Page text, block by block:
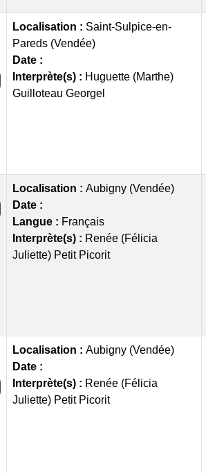
Localisation : Saint-Sulpice-en-
Pareds (Vendée)
Date :
Interprète(s) : Huguette (Marthe)
Guilloteau Georgel
Localisation : Aubigny (Vendée)
Date :
Langue : Français
Interprète(s) : Renée (Félicia
Juliette) Petit Picorit
Localisation : Aubigny (Vendée)
Date :
Interprète(s) : Renée (Félicia
Juliette) Petit Picorit